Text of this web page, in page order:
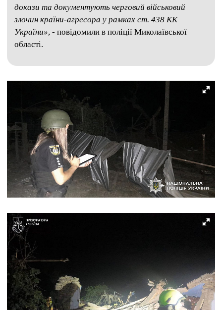
докази та документують черговий військовий
злочин країни-агресора у рамках ст. 438 КК
України», - повідомили в поліції Миколаївської
області.